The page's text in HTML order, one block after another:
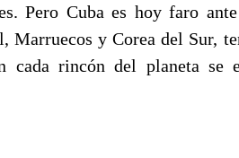
Pero Cuba es hoy faro
Marruecos y Corea del Sur,
rincón del planeta se